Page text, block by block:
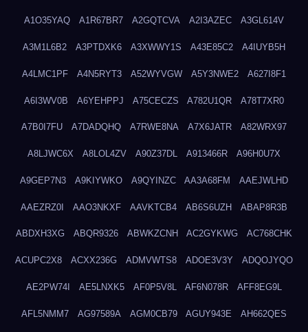
A1O35YAQ A1R67BR7 A2GQTCVA A2I3AZEC A3GL614V
A3M1L6B2 A3PTDXK6 A3XWWY1S A43E85C2 A4IUYB5H
A4LMC1PF A4N5RYT3 A52WYVGW A5Y3NWE2 A627I8F1
A6I3WV0B A6YEHPPJ A75CECZS A782U1QR A78T7XR0
A7B0I7FU A7DADQHQ A7RWE8NA A7X6JATR A82WRX97
A8LJWC6X A8LOL4ZV A90Z37DL A913466R A96H0U7X
A9GEP7N3 A9KIYWKO A9QYINZC AA3A68FM AAEJWLHD
AAEZRZ0I AAO3NKXF AAVKTCB4 AB6S6UZH ABAP8R3B
ABDXH3XG ABQR9326 ABWKZCNH AC2GYKWG AC768CHK
ACUPC2X8 ACXX236G ADMVWTS8 ADOE3V3Y ADQOJYQO
AE2PW74I AE5LNXK5 AF0P5V8L AF6N078R AFF8EG9L
AFL5NMM7 AG97589A AGM0CB79 AGUY943E AH662QES